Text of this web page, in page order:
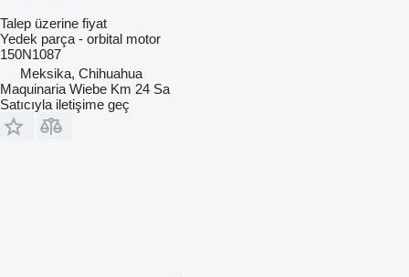
Talep üzerine fiyat
Yedek parça - orbital motor
150N1087
Meksika, Chihuahua
Maquinaria Wiebe Km 24 Sa
Satıcıyla iletişime geç